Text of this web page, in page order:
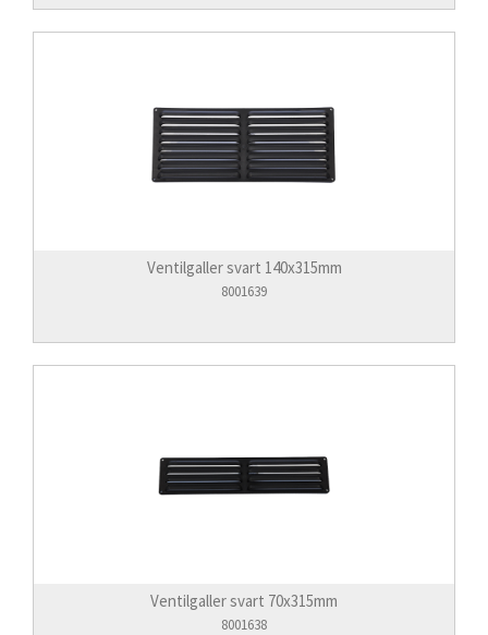
Ventilgaller svart 140x315mm
8001639
Ventilgaller svart 70x315mm
8001638